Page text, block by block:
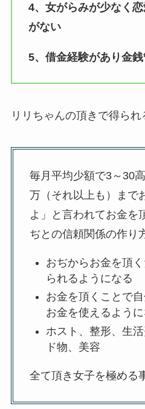
4、女がらみが少なく
がない
5、借金経験があり金
リリちゃんの頂きで得られ
毎⽉平均少額で3～30
万（それ以上も）まで
よ」と⾔われてお⾦を
ぢとの信頼関係の作り
おぢからお⾦を頂
られるようになる
お⾦を頂くことで
お⾦を使えるよう
ホスト、整形、⽣
ド物、美容
全て頂き⼥⼦を極める